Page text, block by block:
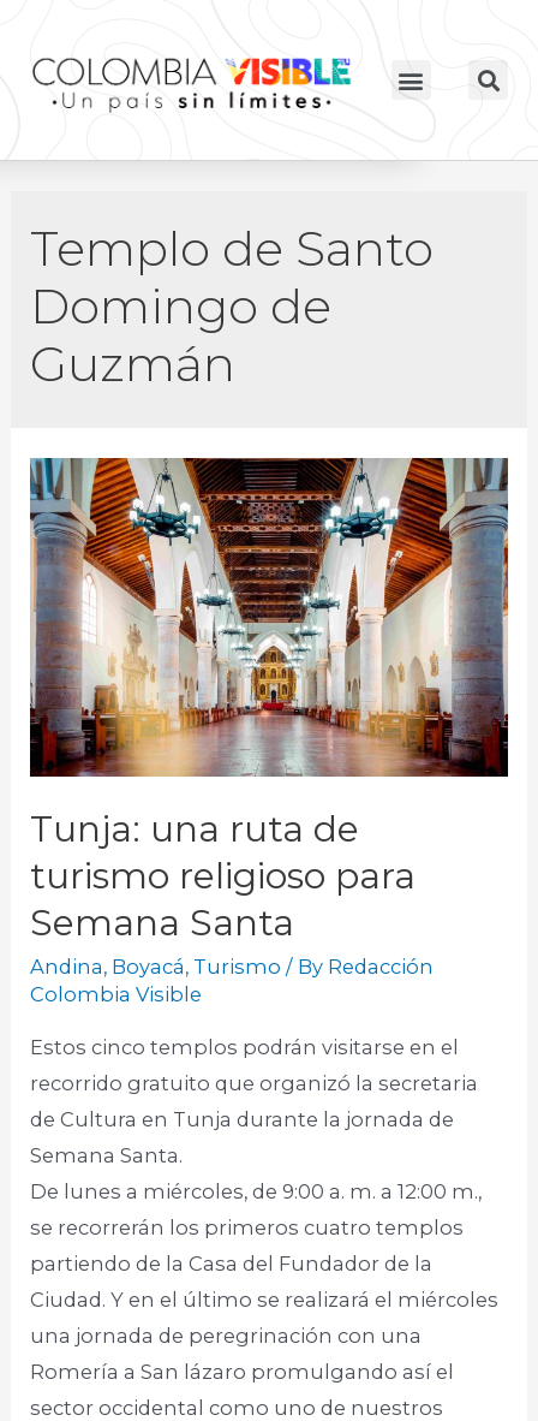
Templo de Santo
Domingo de
Guzmán
Tunja: una ruta de
turismo religioso para
Semana Santa
Andina, Boyacá, Turismo / By Redacción
Colombia Visible
Estos cinco templos podrán visitarse en el
recorrido gratuito que organizó la secretaria
de Cultura en Tunja durante la jornada de
Semana Santa.
De lunes a miércoles, de 9:00 a. m. a 12:00 m.,
se recorrerán los primeros cuatro templos
partiendo de la Casa del Fundador de la
Ciudad. Y en el último se realizará el miércoles
una jornada de peregrinación con una
Romería a San lázaro promulgando así el
sector occidental como uno de nuestros